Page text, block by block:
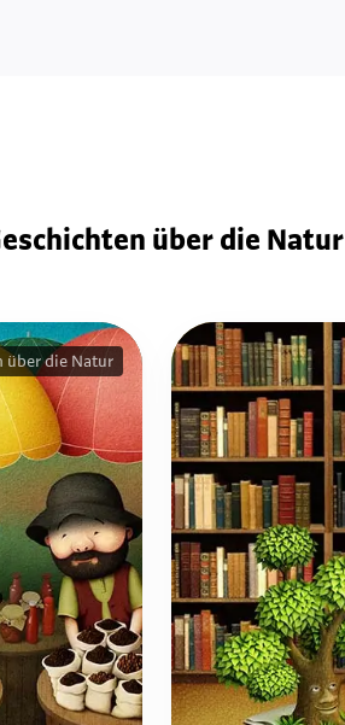
über die Natur
über die Natur